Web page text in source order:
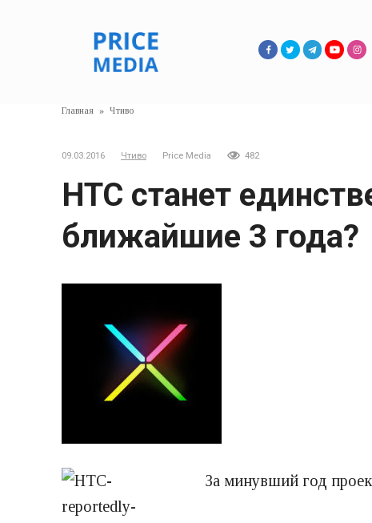
Главная » Чтиво
09.03.2016 Чтиво Price Media 482
HTC станет
ближайшие 3 года?
За минувший год